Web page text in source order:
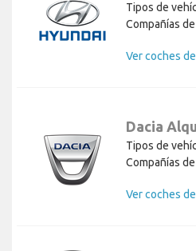
Tipos de
Compañías
Ver coches
Dacia
Tipos de
Compañías
Ver coches